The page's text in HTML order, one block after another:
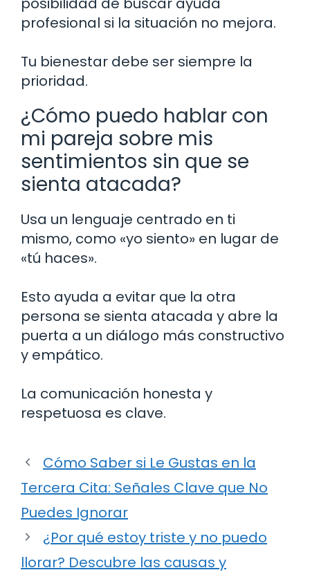
profesional si la situación no mejora.
Tu bienestar debe ser siempre la
prioridad.
¿Cómo puedo hablar con
mi pareja sobre mis
sentimientos sin que se
sienta atacada?
Usa un lenguaje centrado en ti
mismo, como «yo siento» en lugar de
«tú haces».
Esto ayuda a evitar que la otra
persona se sienta atacada y abre la
puerta a un diálogo más constructivo
y empático.
La comunicación honesta y
respetuosa es clave.
Cómo Saber si Le Gustas en la
Tercera Cita: Señales Clave que No
Puedes Ignorar
¿Por qué estoy triste y no puedo
llorar? Descubre las causas y